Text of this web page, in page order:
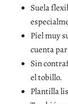
Suela
Piel muy
cuenta
Sin
el tobillo.
Plantilla